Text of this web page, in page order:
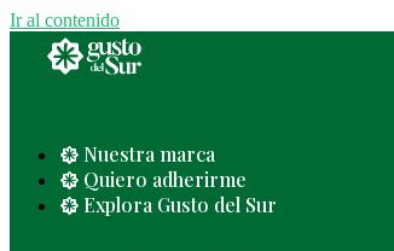
Ir al contenido
Nuestra marca
Quiero adherirme
Explora Gusto del Sur